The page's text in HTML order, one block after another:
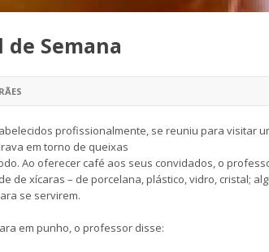
Semana
profissionalmente, se reuniu para visitar
em torno de queixas
Ao oferecer café aos seus convidados, o
de xícaras – de porcelana, plástico, vidro, cristal;
se servirem.
em punho, o professor disse: